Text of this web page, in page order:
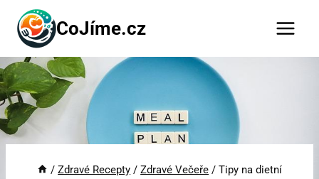
Přeskočit
obsah
CoJíme.cz
/ Zdravé Recepty / Zdravé Večeře / Tipy na dietní